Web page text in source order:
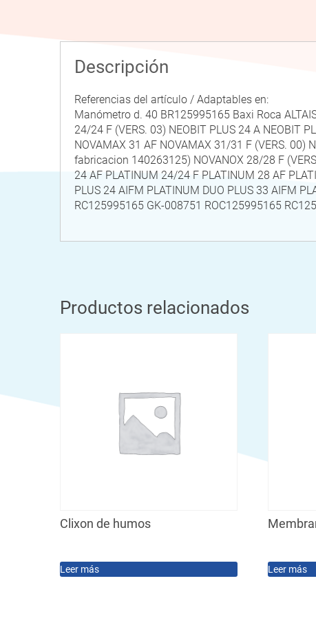
Descripción
Referencias del artículo / Adaptables en:
Manómetro d. 40 BR125995165 Baxi Roca
24/24 F (VERS. 03) NEOBIT PLUS 24 A NEOBIT
NOVAMAX 31 AF NOVAMAX 31/31 F (VERS.
fabricacion 140263125) NOVANOX 28/28 F
24 AF PLATINUM 24/24 F PLATINUM 28 AF
PLUS 24 AIFM PLATINUM DUO PLUS 33 AIFM
RC125995165 GK-008751 ROC125995165
Productos relacionados
Clixon de humos
Leer más Leer más